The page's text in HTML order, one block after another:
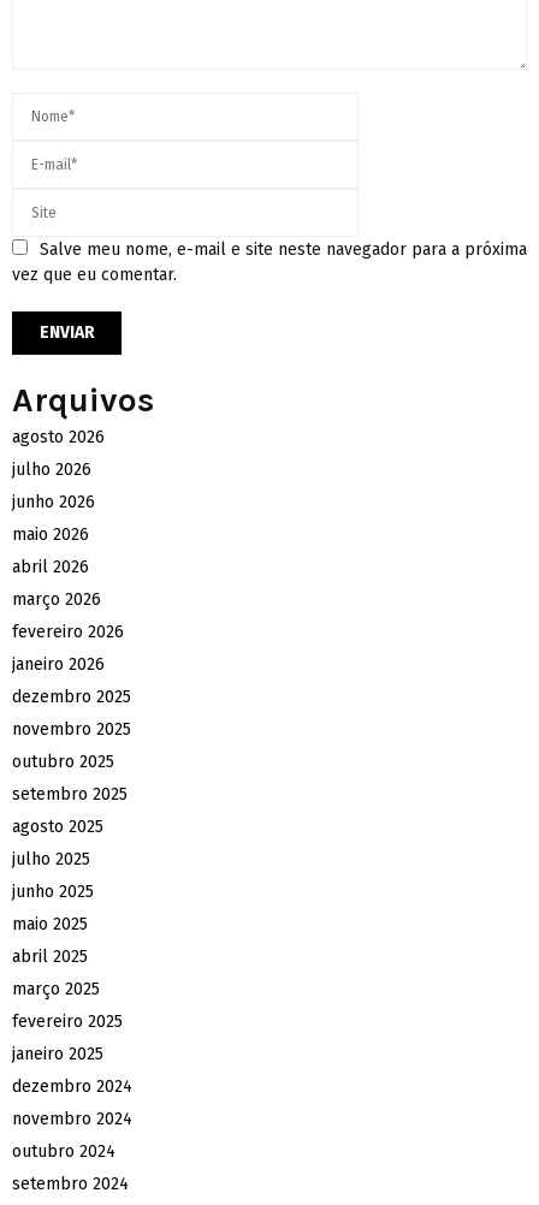
Salve meu nome, e-mail e site neste navegador para a próxima
vez que eu comentar.
Arquivos
agosto 2026
julho 2026
junho 2026
maio 2026
abril 2026
março 2026
fevereiro 2026
janeiro 2026
dezembro 2025
novembro 2025
outubro 2025
setembro 2025
agosto 2025
julho 2025
junho 2025
maio 2025
abril 2025
março 2025
fevereiro 2025
janeiro 2025
dezembro 2024
novembro 2024
outubro 2024
setembro 2024